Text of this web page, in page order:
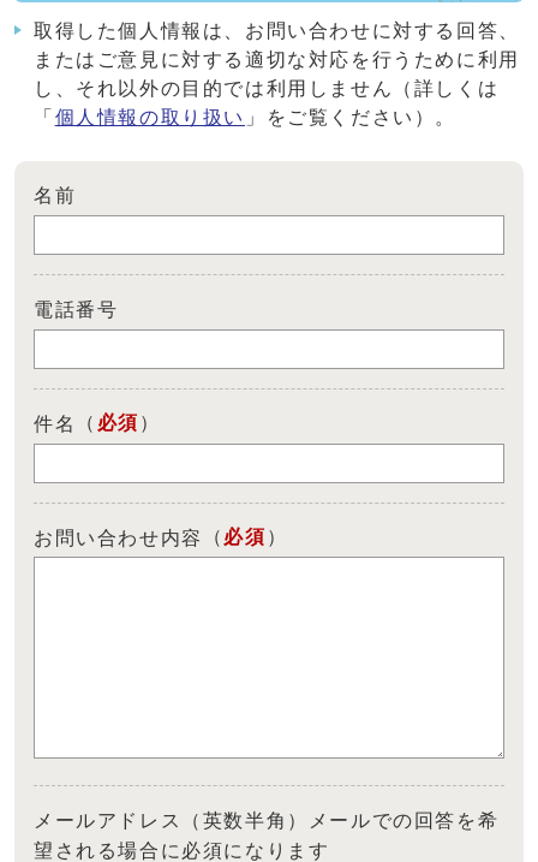
取得した個人情報は、お問い合わせに対する回答、
またはご意見に対する適切な対応を行うために利用
し、それ以外の目的では利用しません（詳しくは
「 個人情報の取り扱い 」をご覧ください）。
名前
電話番号
件名 （ 必須 ）
お問い合わせ内容 （ 必須 ）
メールアドレス（英数半角）メールでの回答を希
望される場合に必須になります